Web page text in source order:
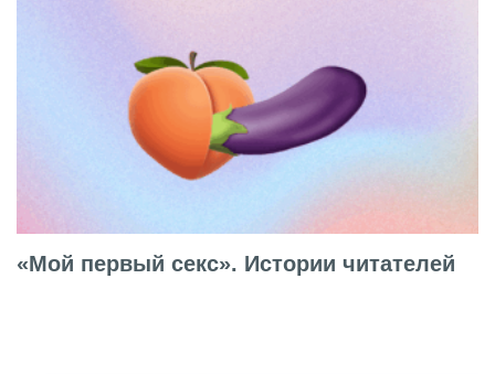
«Мой первый секс». Истории читателей